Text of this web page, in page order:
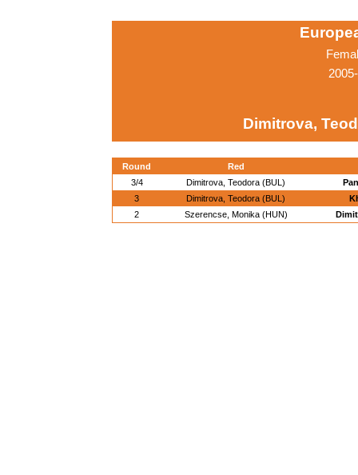
Dimitrova,
Round
Red
3/4
Dimitrova, Teodora (BUL)
3
Dimitrova, Teodora (BUL)
2
Szerencse, Monika (HUN)